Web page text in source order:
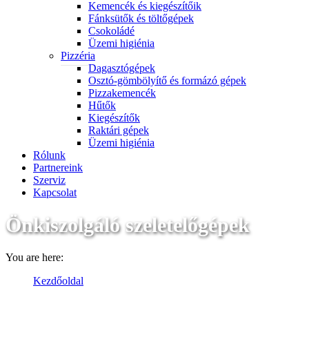
Kemencék és kiegészítőik
Fánksütők és töltőgépek
Csokoládé
Üzemi higiénia
Pizzéria
Dagasztógépek
Osztó-gömbölyítő és formázó gépek
Pizzakemencék
Hűtők
Kiegészítők
Raktári gépek
Üzemi higiénia
Rólunk
Partnereink
Szerviz
Kapcsolat
Önkiszolgáló szeletelőgépek
You are here:
Kezdőoldal